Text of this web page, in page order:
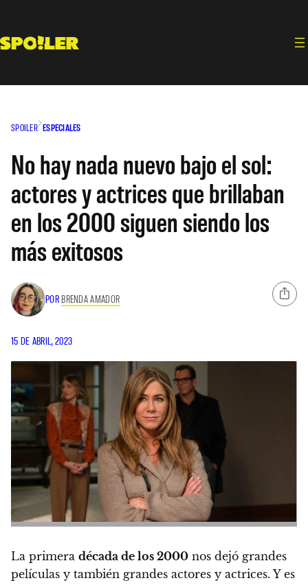
contenido
SPOILER ESPECIALES
No hay nada nuevo bajo el sol:
actores y actrices que brillaban
en los 2000 siguen siendo los
más exitosos
POR BRENDA AMADOR
15 DE ABRIL, 2023
La primera década de los 2000 nos dejó grandes
películas y también grandes actores y actrices. Y es